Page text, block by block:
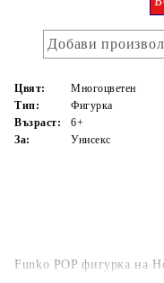
Funko POP фигурка на
Добави
Цвят:
Многоцветен
Тип:
Фигурка
Възраст:
6+
За:
Унисекс